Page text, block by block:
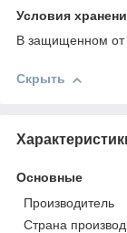
Условия
В защищенном от
Скрыть
Основные
Производитель
Страна